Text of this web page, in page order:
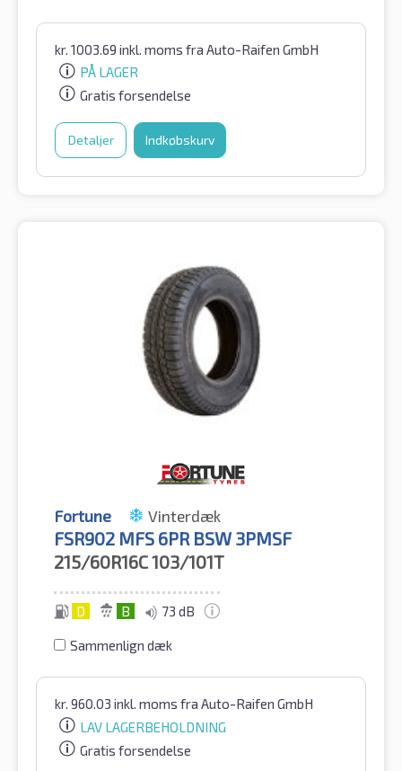
kr. 1003.69 inkl. moms fra Auto-Raifen GmbH
PÅ LAGER
Gratis forsendelse
Detaljer Indkøbskurv
Fortune Vinterdæk
FSR902 MFS 6PR BSW 3PMSF
215/60R16C103/101T
D B 73 dB
Sammenlign dæk
kr. 960.03 inkl. moms fra Auto-Raifen GmbH
LAV LAGERBEHOLDNING
Gratis forsendelse